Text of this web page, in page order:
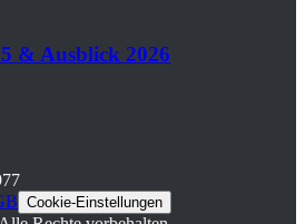
& Ausblick 2026
Cookie-Einstellungen